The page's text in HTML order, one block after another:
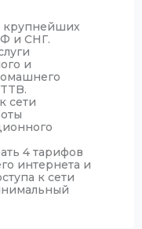
и СНГ.
и
сети
4 тарифов
интернета и
к сети